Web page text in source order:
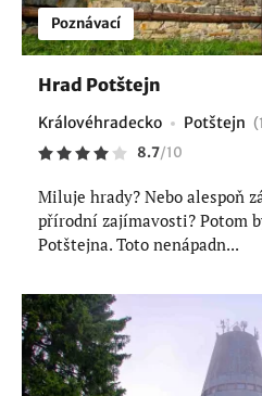
Poznávací
Hrad Potštejn
Královéhradecko Potštejn
8.7/10
Miluje hrady? Nebo alespoň
přírodní zajímavosti? Potom
Potštejna. Toto nenápadn...